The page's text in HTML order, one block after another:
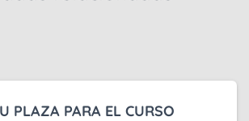
PLAZA PARA EL CURSO